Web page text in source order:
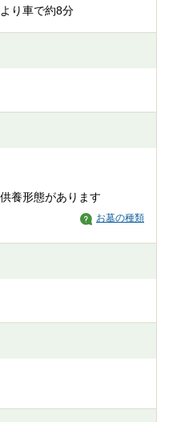
り車で約8分
お墓の種類
養形態があります